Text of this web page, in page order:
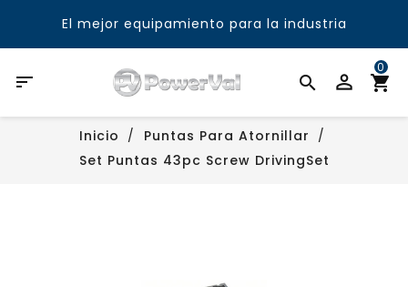
El mejor equipamiento para la industria

0
Inicio
Puntas Para Atornillar
Set Puntas 43pc Screw DrivingSet